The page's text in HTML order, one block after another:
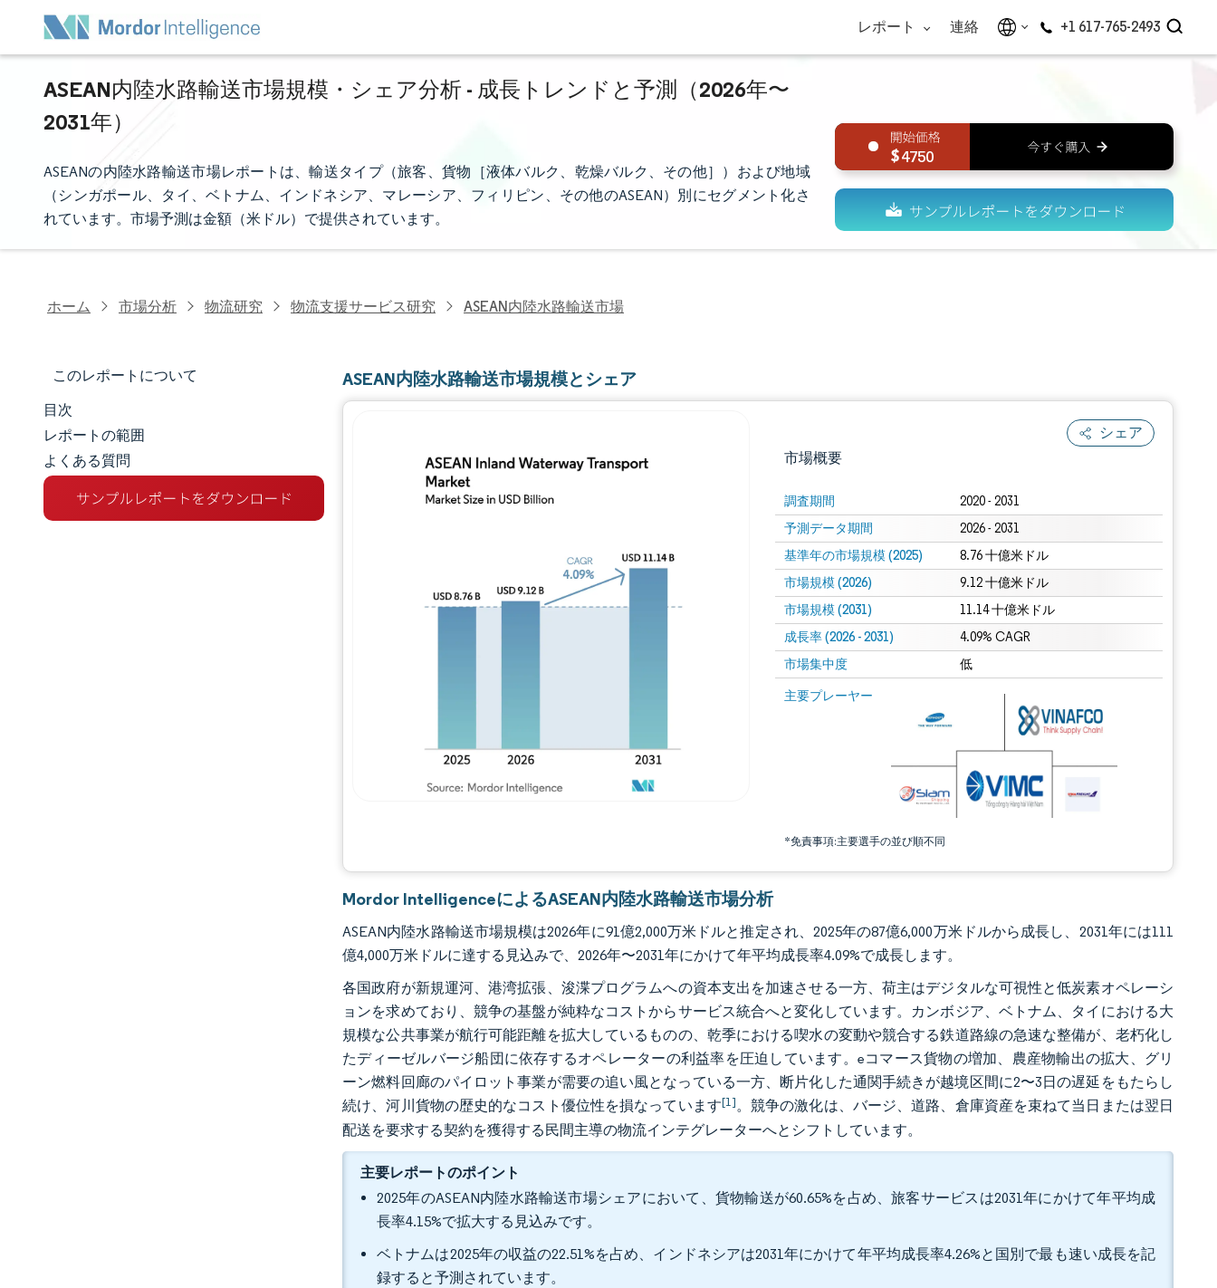
レポート 連絡 +1 617-765-2493
ASEAN内陸水路輸送市場規模・シェア分析 - 成長トレンドと予測（2026年〜
2031年）
ASEANの内陸水路輸送市場レポートは、輸送タイプ（旅客、貨物［液体バルク、乾燥バルク、その他］）および地域
（シンガポール、タイ、ベトナム、インドネシア、マレーシア、フィリピン、その他のASEAN）別にセグメント化さ
れています。市場予測は金額（米ドル）で提供されています。
4750
ホーム 市場分析 物流研究 物流支援サービス研究 ASEAN内陸水路輸送市場
このレポートについて
市場規模とシェア
市場分析
トレンドとインサイト
目次
レポートの範囲
よくある質問
ASEAN内陸水路輸送市場規模とシェア
シェア
市場概要
調査期間 2020 - 2031
予測データ期間 2026 - 2031
基準年の市場規模 (2025) 8.76 十億米ドル
市場規模 (2026) 9.12 十億米ドル
市場規模 (2031) 11.14 十億米ドル
成長率 (2026 - 2031) 4.09% CAGR
市場集中度 低
主要プレーヤー
*免責事項:主要選手の並び順不同
画像 © Mordor Intelligence。再利用にはCC BY 4.0の表示が必要です。
画像 © Mordor Intelligence。再利用にはCC BY 4.0の表示が必要です。
Mordor IntelligenceによるASEAN内陸水路輸送市場分析
ASEAN内陸水路輸送市場規模は2026年に91億2,000万米ドルと推定され、2025年の87億6,000万米ドルから成長し、2031年には111
億4,000万米ドルに達する見込みで、2026年〜2031年にかけて年平均成長率4.09%で成長します。
各国政府が新規運河、港湾拡張、浚渫プログラムへの資本支出を加速させる一方、荷主はデジタルな可視性と低炭素オペレーシ
ョンを求めており、競争の基盤が純粋なコストからサービス統合へと変化しています。カンボジア、ベトナム、タイにおける大
規模な公共事業が航行可能距離を拡大しているものの、乾季における喫水の変動や競合する鉄道路線の急速な整備が、老朽化し
たディーゼルバージ船団に依存するオペレーターの利益率を圧迫しています。eコマース貨物の増加、農産物輸出の拡大、グリ
ーン燃料回廊のパイロット事業が需要の追い風となっている一方、断片化した通関手続きが越境区間に2〜3日の遅延をもたらし
続け、河川貨物の歴史的なコスト優位性を損なっています[1]。競争の激化は、バージ、道路、倉庫資産を束ねて当日または翌日
配送を要求する契約を獲得する民間主導の物流インテグレーターへとシフトしています。
主要レポートのポイント
2025年のASEAN内陸水路輸送市場シェアにおいて、貨物輸送が60.65%を占め、旅客サービスは2031年にかけて年平均成
長率4.15%で拡大する見込みです。
ベトナムは2025年の収益の22.51%を占め、インドネシアは2031年にかけて年平均成長率4.26%と国別で最も速い成長を記
録すると予測されています。